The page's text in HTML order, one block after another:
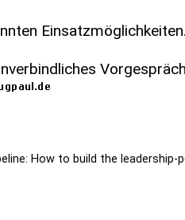
How to build the